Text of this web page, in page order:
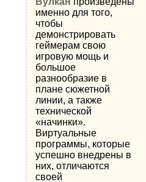
именно для того,
чтобы
демонстрировать
геймерам свою
игровую мощь и
большое
разнообразие в
плане сюжетной
линии, а также
технической
«начинки».
Виртуальные
программы, которые
успешно внедрены в
них, отличаются
своей